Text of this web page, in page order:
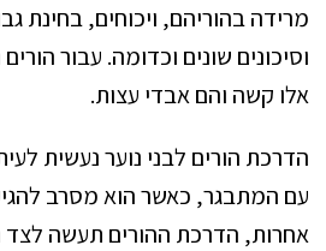
מרידה בהוריהם, ויכוחים, בחינת
וסיכונים שונים וכדומה. עבור
אלו קשה והם אבדי עצות.
הדרכת הורים לבני נוער נעשית
עם המתבגר, כאשר הוא מסרב
אחרות, הדרכת ההורים תעשה לצד